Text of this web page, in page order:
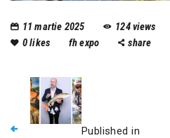
11 martie 2025 124views
0likes fh expo share
Published in